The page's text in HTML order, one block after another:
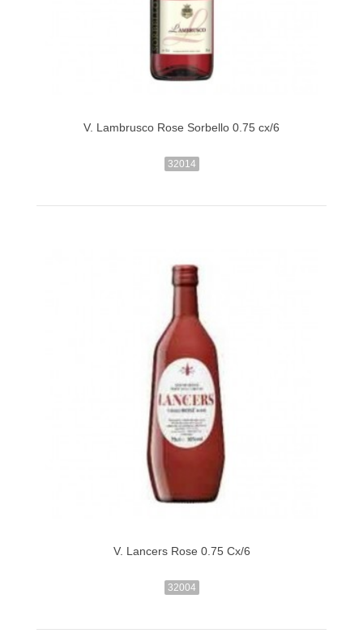
V. Lambrusco Rose Sorbello 0.75 cx/6
32014
V. Lancers Rose 0.75 Cx/6
32004